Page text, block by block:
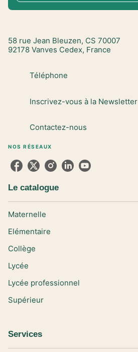
58 rue Jean Bleuzen, CS 70007
92178 Vanves Cedex, France
Téléphone
Inscrivez-vous à la Newsletter
Contactez-nous
NOS RÉSEAUX
Le catalogue
Maternelle
Elémentaire
Collège
Lycée
Lycée professionnel
Supérieur
Services